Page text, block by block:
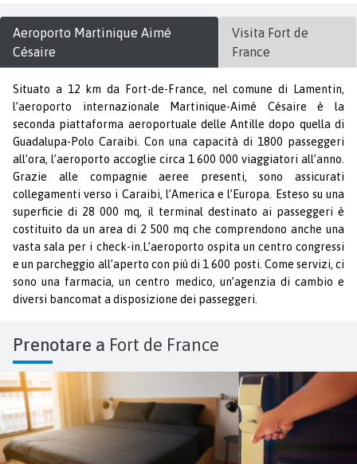
Aeroporto Martinique Aimé
Césaire
Visita Fort de
France
Situato a 12 km da Fort-de-France, nel comune di Lamentin,
l’aeroporto internazionale Martinique-Aimé Césaire è la
seconda piattaforma aeroportuale delle Antille dopo quella di
Guadalupa-Polo Caraibi. Con una capacità di 1800 passeggeri
all’ora, l’aeroporto accoglie circa 1 600 000 viaggiatori all’anno.
Grazie alle compagnie aeree presenti, sono assicurati
collegamenti verso i Caraibi, l’America e l’Europa. Esteso su una
superficie di 28 000 mq, il terminal destinato ai passeggeri è
costituito da un area di 2 500 mq che comprendono anche una
vasta sala per i check-in.L’aeroporto ospita un centro congressi
e un parcheggio all’aperto con più di 1 600 posti. Come servizi, ci
sono una farmacia, un centro medico, un’agenzia di cambio e
diversi bancomat a disposizione dei passeggeri.
Prenotare a Fort de France